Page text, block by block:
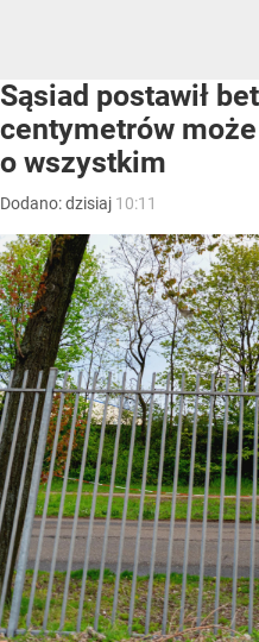
Sąsiad postawił
centymetrów
o wszystkim
Dodano:dzisiaj 10:11